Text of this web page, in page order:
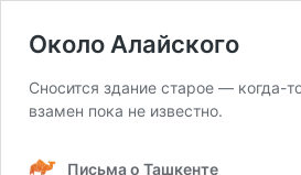
Около Алайского
Сносится здание старое — когда-
взамен пока не известно.
Письма о Ташкенте